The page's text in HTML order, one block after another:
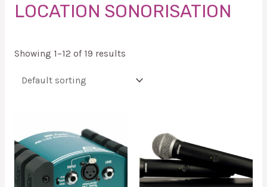
LOCATION SONORISATION
Showing 1–12 of 19 results